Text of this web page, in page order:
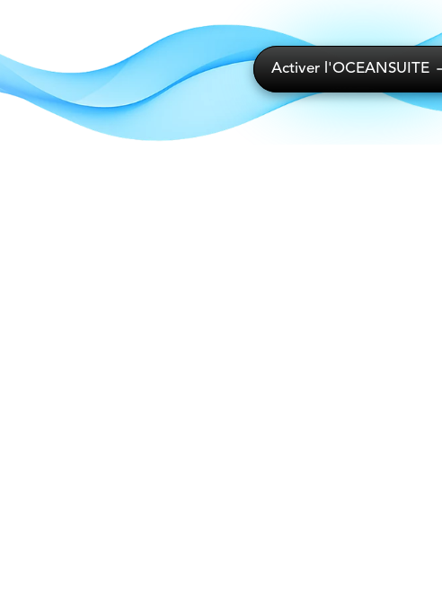
Activer l'OCEANSUITE